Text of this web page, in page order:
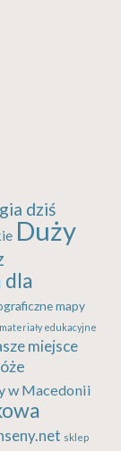
dziś
Duży
mapy
materiały edukacyjne
miejsce
w Macedonii
sklep